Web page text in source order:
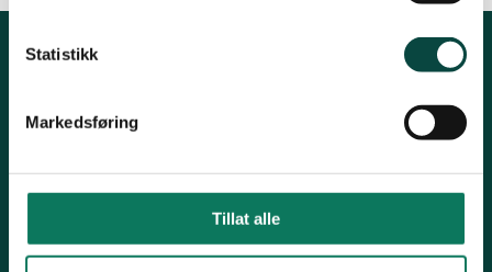
Statistikk
Markedsføring
Tillat alle
Post:Henrik Ibsensgate 59, 4021 Stavanger
Stavanger.
Inge Steenslands hus, Henrik Ibsensgate 61, 4021 Stavanger
Epost:rogaland@naturvernforbundet.no